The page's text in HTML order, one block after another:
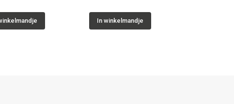
In winkelmandje